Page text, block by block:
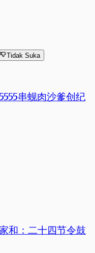
Tidak Suka
串蚬肉沙爹创纪
和：二十四节令鼓